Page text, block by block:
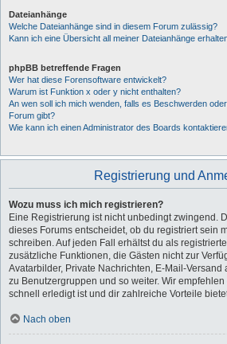
Dateianhänge
Welche Dateianhänge sind in diesem Forum zulässig?
Kann ich eine Übersicht all meiner Dateianhänge
phpBB betreffende Fragen
Wer hat diese Forensoftware entwickelt?
Warum ist Funktion x oder y nicht enthalten?
An wen soll ich mich wenden, falls es Beschwerden
Forum gibt?
Wie kann ich einen Administrator des Boards
Registrierung und
Wozu muss ich mich registrieren?
Eine Registrierung ist nicht unbedingt zwingend.
dieses Forums entscheidet, ob du registriert sein
schreiben. Auf jeden Fall erhältst du als
zusätzliche Funktionen, die Gästen nicht zur
Avatarbilder, Private Nachrichten, E-Mail-Versand
zu Benutzergruppen und so weiter. Wir
schnell erledigt ist und dir zahlreiche Vorteile
Nach oben